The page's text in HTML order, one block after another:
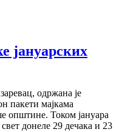
јануарских
одржана је
пакети мајкама
општине. Током јануара
донеле 29 дечака и 23